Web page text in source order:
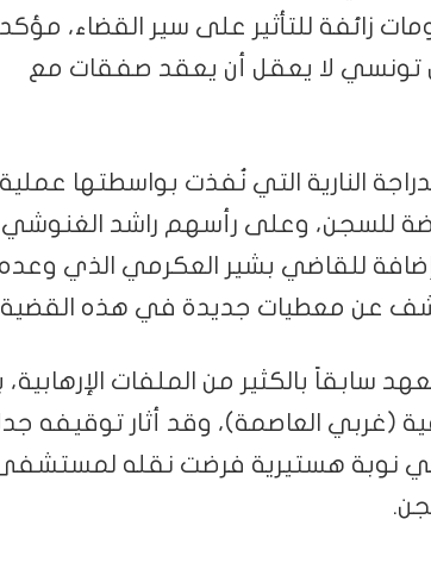
للتأثير على سير القضاء، مؤكداً
تونسي لا يعقل أن يعقد صفقات مع
النارية التي نُفذت بواسطتها عملية
للسجن، وعلى رأسهم راشد
إضافة للقاضي بشير العكرمي الذي وعده
عن معطيات جديدة في هذه
سابقاً بالكثير من الملفات الإرهابية،
(غربي العاصمة)، وقد أثار توقيفه
نوبة هستيرية فرضت نقله